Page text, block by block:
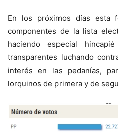
En los próximos días esta
componentes de la lista
haciendo especial
transparentes luchando
interés en las pedanías,
lorquinos de primera y de